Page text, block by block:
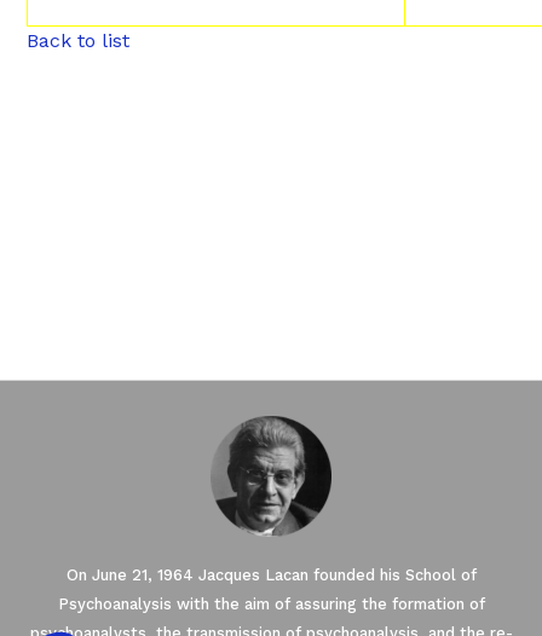
Back to list
On June 21, 1964 Jacques Lacan founded his School of
Psychoanalysis with the aim of assuring the formation of